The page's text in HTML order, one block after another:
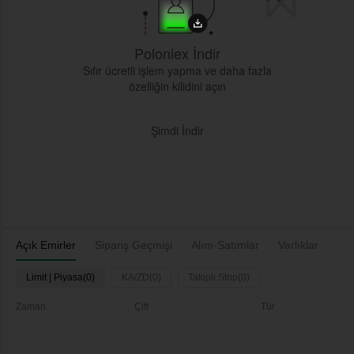
Açık Emirler Sipariş Geçmişi Alım-Satımlar Varlıklar
Limit | Piyasa(0) KA/ZD(0) Takipli Stop(0)
Zaman Çift Tür
Poloniex İndir
Sıfır ücretli işlem yapma ve daha fazla
özelliğin kilidini açın
Şimdi İndir